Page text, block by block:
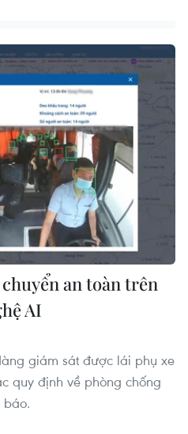
an toàn trên
AI
giám sát được lái phụ xe
quy định về phòng chống